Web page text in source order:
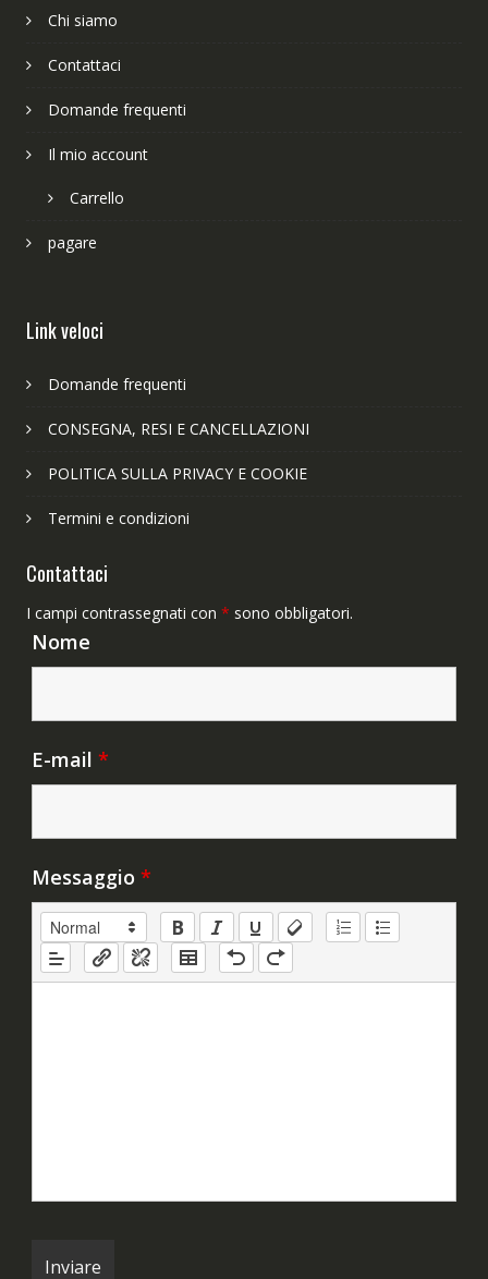
Chi siamo
Contattaci
Domande frequenti
Il mio account
Carrello
pagare
Link veloci
Domande frequenti
CONSEGNA, RESI E CANCELLAZIONI
POLITICA SULLA PRIVACY E COOKIE
Termini e condizioni
Contattaci
I campi contrassegnati con * sono obbligatori.
Nome
E-mail *
Messaggio *